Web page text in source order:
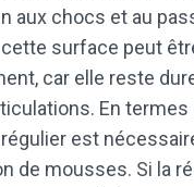
aux chocs et au
surface peut
car elle reste
En termes
est
de mousses. Si la